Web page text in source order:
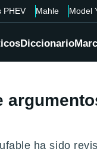
PHEV Mahle Model
Diccionario
ha sido